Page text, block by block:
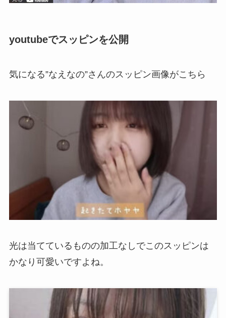
youtubeでスッピンを公開
気になる”なえなの”さんのスッピン画像がこちら
光は当てているものの加工なしでこのスッピンは
かなり可愛いですよね。